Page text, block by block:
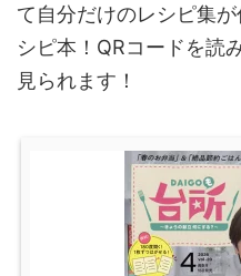
て自分だけのレシピ集
シピ本！QRコードを読
見られます！